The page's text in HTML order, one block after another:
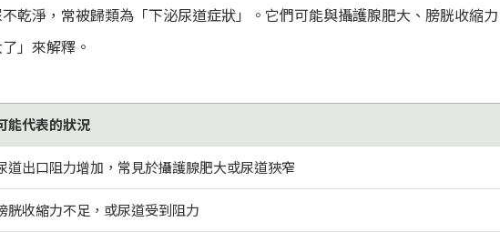
乾淨，常被歸類為「下泌尿道症狀」。它們可能與攝護腺肥大、膀胱收縮
」來解釋。
能代表的狀況
道出口阻力增加，常見於攝護腺肥大或尿道狹窄
胱收縮力不足，或尿道受到阻力